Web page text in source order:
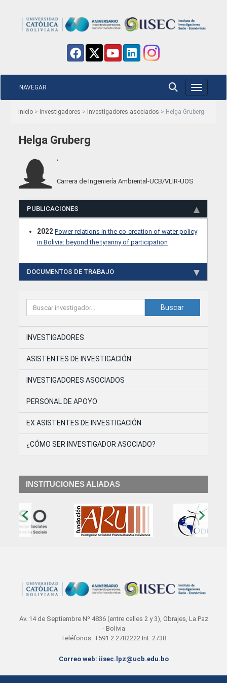
Toggle
NAVEGAR
Inicio > Investigadores > Investigadores asociados > Helga Gruberg
Buscar
INVESTIGADORES
ASISTENTES DE INVESTIGACIÓN
INVESTIGADORES ASOCIADOS
PERSONAL DE APOYO
EX ASISTENTES DE INVESTIGACIÓN
¿CÓMO SER INVESTIGADOR ASOCIADO?
Helga Gruberg
Carrera de Ingeniería Ambiental-UCB/VLIR-UOS
PUBLICACIONES
2022 Power relations in the co-creation of water policy
in Bolivia: beyond the tyranny of participation
DOCUMENTOS DE TRABAJO
INSTITUCIONES ALIADAS
Av. 14 de Septiembre Nº 4836 (entre calles 2 y 3), Obrajes, La Paz
- Bolivia
Teléfonos: +591 2 2782222 Int. 2738
Correo web: iisec.lpz@ucb.edu.bo